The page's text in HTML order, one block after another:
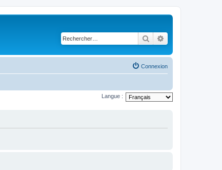
Rechercher
Connexion
Langue :